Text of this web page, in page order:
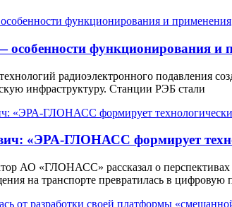
функционирования и
радиоэлектронного подавления
инфраструктуру. Станции РЭБ стали
«ЭРА-ГЛОНАСС формирует
АО «ГЛОНАСС» рассказал о
на транспорте превратилась в цифровую